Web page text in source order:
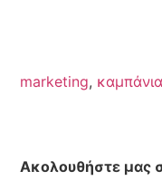
marketing,
Ακολουθήστε μας